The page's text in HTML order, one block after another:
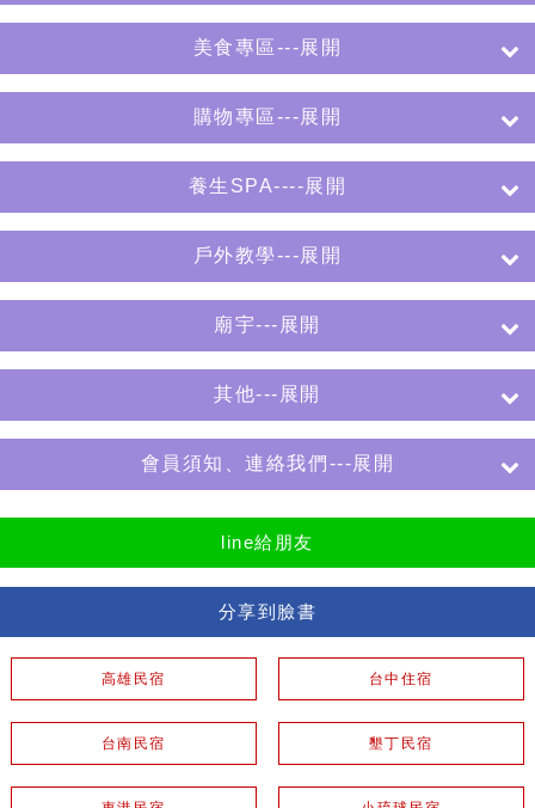
美食專區---展開
購物專區---展開
養生SPA----展開
戶外教學---展開
廟宇---展開
其他---展開
會員須知、連絡我們---展開
line給朋友
分享到臉書
高雄民宿 台中住宿
台南民宿 墾丁民宿